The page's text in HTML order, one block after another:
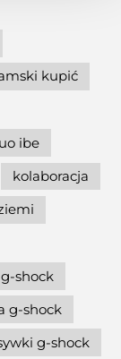
kupić
ibe
kolaboracja
shock
g-shock
g-shock